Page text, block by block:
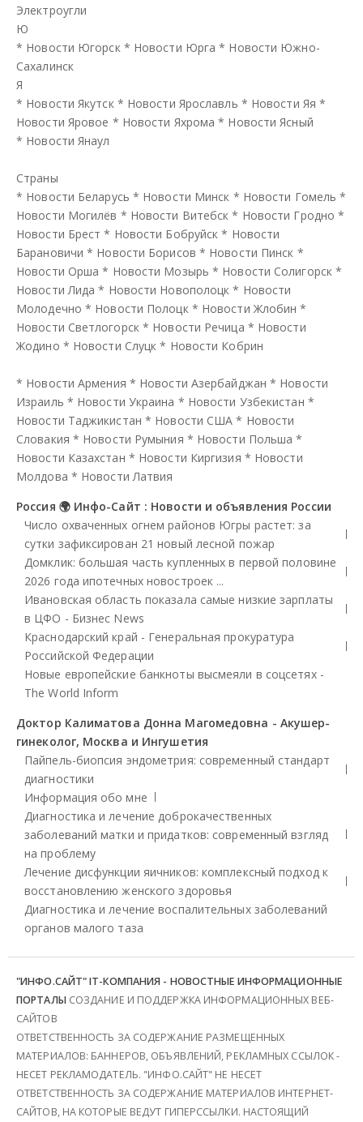
Электроугли
Ю
* Новости Югорск * Новости Юрга * Новости Южно-
Сахалинск
Я
* Новости Якутск * Новости Ярославль * Новости Яя *
Новости Яровое * Новости Яхрома * Новости Ясный
* Новости Янаул
Страны
* Новости Беларусь * Новости Минск * Новости Гомель *
Новости Могилёв * Новости Витебск * Новости Гродно *
Новости Брест * Новости Бобруйск * Новости
Барановичи * Новости Борисов * Новости Пинск *
Новости Орша * Новости Мозырь * Новости Солигорск *
Новости Лида * Новости Новополоцк * Новости
Молодечно * Новости Полоцк * Новости Жлобин *
Новости Светлогорск * Новости Речица * Новости
Жодино * Новости Слуцк * Новости Кобрин
* Новости Армения * Новости Азербайджан * Новости
Израиль * Новости Украина * Новости Узбекистан *
Новости Таджикистан * Новости США * Новости
Словакия * Новости Румыния * Новости Польша *
Новости Казахстан * Новости Киргизия * Новости
Молдова * Новости Латвия
Россия 🌍 Инфо-Сайт : Новости и объявления России
Число охваченных огнем районов Югры растет: за
сутки зафиксирован 21 новый лесной пожар
Домклик: большая часть купленных в первой половине
2026 года ипотечных новостроек ...
Ивановская область показала самые низкие зарплаты
в ЦФО - Бизнес News
Краснодарский край - Генеральная прокуратура
Российской Федерации
Новые европейские банкноты высмеяли в соцсетях -
The World Inform
Доктор Калиматова Донна Магомедовна - Акушер-
гинеколог, Москва и Ингушетия
Пайпель-биопсия эндометрия: современный стандарт
диагностики
Информация обо мне
Диагностика и лечение доброкачественных
заболеваний матки и придатков: современный взгляд
на проблему
Лечение дисфункции яичников: комплексный подход к
восстановлению женского здоровья
Диагностика и лечение воспалительных заболеваний
органов малого таза
"ИНФО.САЙТ" IT-КОМПАНИЯ - НОВОСТНЫЕ ИНФОРМАЦИОННЫЕ
ПОРТАЛЫСОЗДАНИЕ И ПОДДЕРЖКА ИНФОРМАЦИОННЫХ ВЕБ-
САЙТОВ
ОТВЕТСТВЕННОСТЬ ЗА СОДЕРЖАНИЕ РАЗМЕЩЕННЫХ
МАТЕРИАЛОВ: БАННЕРОВ, ОБЪЯВЛЕНИЙ, РЕКЛАМНЫХ ССЫЛОК -
НЕСЕТ РЕКЛАМОДАТЕЛЬ. "ИНФО.САЙТ" НЕ НЕСЕТ
ОТВЕТСТВЕННОСТЬ ЗА СОДЕРЖАНИЕ МАТЕРИАЛОВ ИНТЕРНЕТ-
САЙТОВ, НА КОТОРЫЕ ВЕДУТ ГИПЕРССЫЛКИ. НАСТОЯЩИЙ